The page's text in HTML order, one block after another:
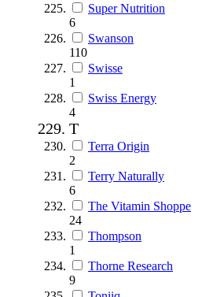
Super Nutrition
6
Swanson
110
Swisse
1
Swiss Energy
4
T
Terra Origin
2
Terry Naturally
6
The Vitamin Shoppe
24
Thompson
1
Thorne Research
9